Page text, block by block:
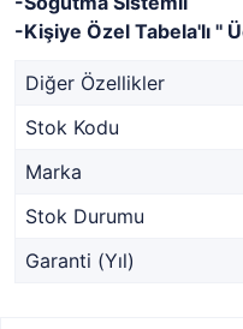
-Kişiye Özel Tabela'lı ''
Diğer Özellikler
Stok Kodu
Marka
Stok Durumu
Garanti (Yıl)